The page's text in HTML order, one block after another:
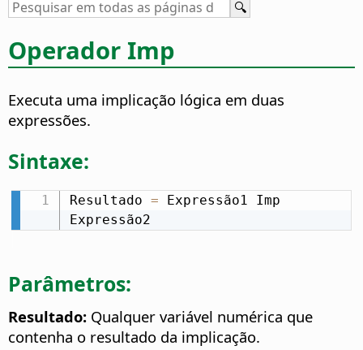
Operador Imp
Executa uma implicação lógica em duas
expressões.
Sintaxe:
Resultado = Expressão1 Imp
Expressão2
Parâmetros:
Resultado: Qualquer variável numérica que
contenha o resultado da implicação.